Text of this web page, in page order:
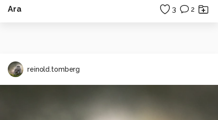
Ara 3 2
reinold.tomberg